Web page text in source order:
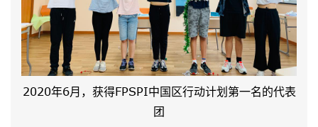
2020年6月，获得FPSPI中国区行动计划第一名的代表
团